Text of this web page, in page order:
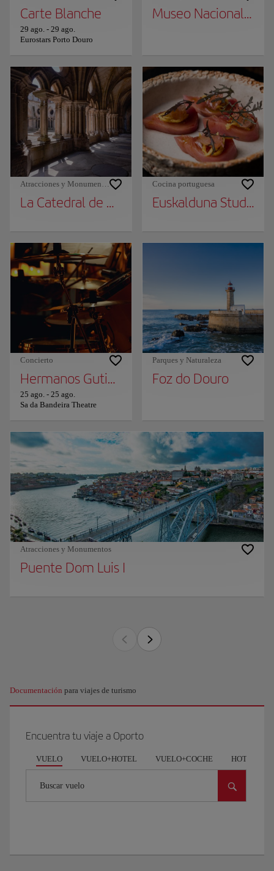
Carte Blanche
29 ago. - 29 ago.
Eurostars Porto Douro
Museo Nacional
Atracciones y Monumentos
La Catedral de Oporto
Cocina portuguesa
Euskalduna Studio
Concierto
Hermanos Gutierrez
25 ago. - 25 ago.
Sa da Bandeira Theatre
Parques y Naturaleza
Foz do Douro
Atracciones y Monumentos
Puente Dom Luis I
Documentación para viajes de turismo
Encuentra tu viaje a Oporto
VUELO VUELO+HOTEL VUELO+COCHE HOTEL
Buscar vuelo